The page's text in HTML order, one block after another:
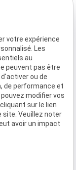
votre expérience
Les
au
peuvent pas être
ou de
de performance et
modifier vos
sur le lien
site. Veuillez noter
avoir un impact